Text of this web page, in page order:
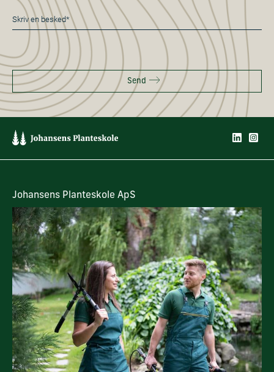
Besked
*
Send
Johansens Planteskole ApS